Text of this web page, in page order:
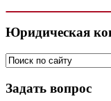
Юридическая
Задать вопрос